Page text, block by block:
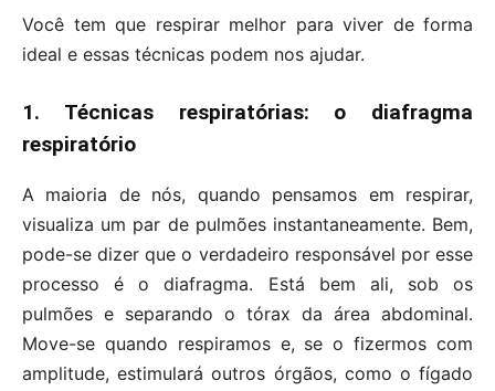
Você tem que respirar melhor para viver de forma
ideal e essas técnicas podem nos ajudar.
1. Técnicas respiratórias: o diafragma
respiratório
A maioria de nós, quando pensamos em respirar,
visualiza um par de pulmões instantaneamente. Bem,
pode-se dizer que o verdadeiro responsável por esse
processo é o diafragma. Está bem ali, sob os
pulmões e separando o tórax da área abdominal.
Move-se quando respiramos e, se o fizermos com
amplitude, estimulará outros órgãos, como o fígado